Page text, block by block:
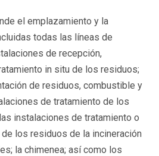
el emplazamiento y la
todas las líneas de
de recepción,
in situ de los residuos;
de residuos, combustible y
de tratamiento de los
instalaciones de tratamiento o
los residuos de la incineración
la chimenea; así como los